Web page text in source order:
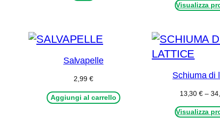
Visualizza
Salvapelle
2,99 €
Aggiungi al carrello
Schiuma di
13,30€ –
Visualizza